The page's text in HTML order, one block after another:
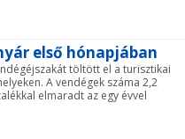
első hónapjában
töltött el a turisztikai
A vendégek száma 2,2
elmaradt az egy évvel